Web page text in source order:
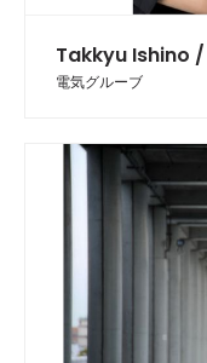
Takkyu Ishino /
電気グルーブ